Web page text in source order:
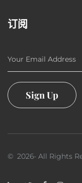
订阅
Your Email Address
Sign Up
© 2026- All Rights